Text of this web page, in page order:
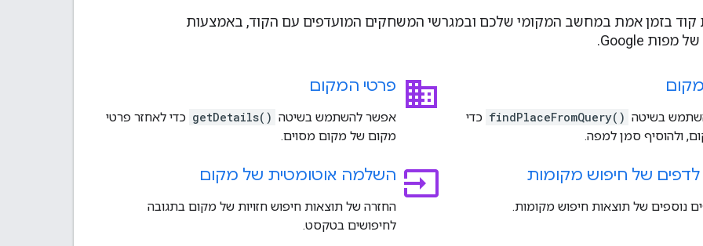
קוד בזמן אמת במחשב המקומי שלכם ובמגרשי המשחקים המועדפים עם הקוד, באמצעות
בשיטה findPlaceFromQuery() כדי
ולהוסיף סמן למפה.
business פרטי המקום
אפשר להשתמש בשיטה getDetails() כדי לאחזר פרטי
מקום של מקום מסוים.
של חיפוש מקומות
נוספים של תוצאות חיפוש מקומות.
input השלמה אוטומטית של מקום
החזרה של תוצאות חיפוש חזויות של מקום בתגובה
לחיפושים בטקסט.